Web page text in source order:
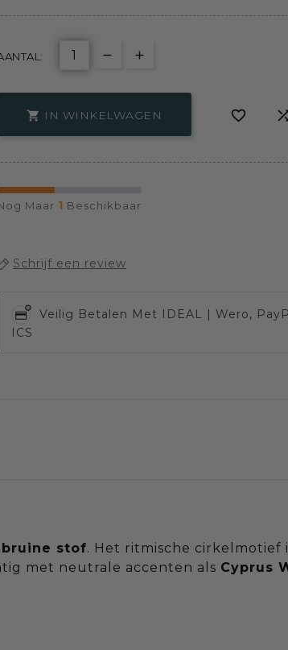
 IN WINKELWAGEN 
Maar 1 Beschikbaar
Schrijf een review
Veilig Betalen Met IDEAL | Wero,
ICS
stof. Het ritmische
met neutrale accenten als Cyprus